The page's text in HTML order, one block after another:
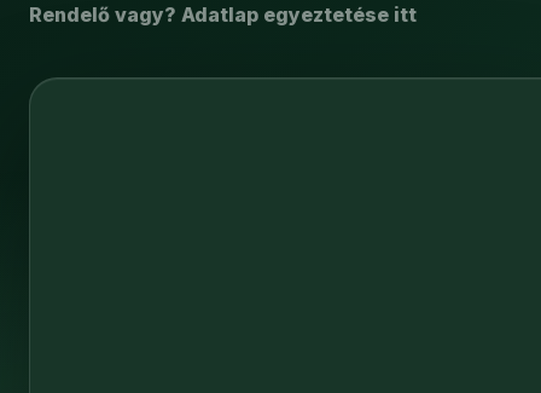
Rendelő vagy? Adatlap egyeztetése itt